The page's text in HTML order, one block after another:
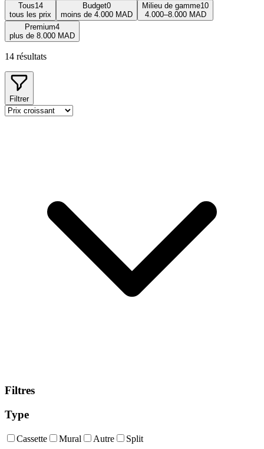
Tous14
tous les prix
Budget0
moins de 4.000 MAD
Milieu de gamme10
4.000–8.000 MAD
Premium4
plus de 8.000 MAD
14 résultats
Filtrer
Filtres
Type
Cassette Mural Autre Split